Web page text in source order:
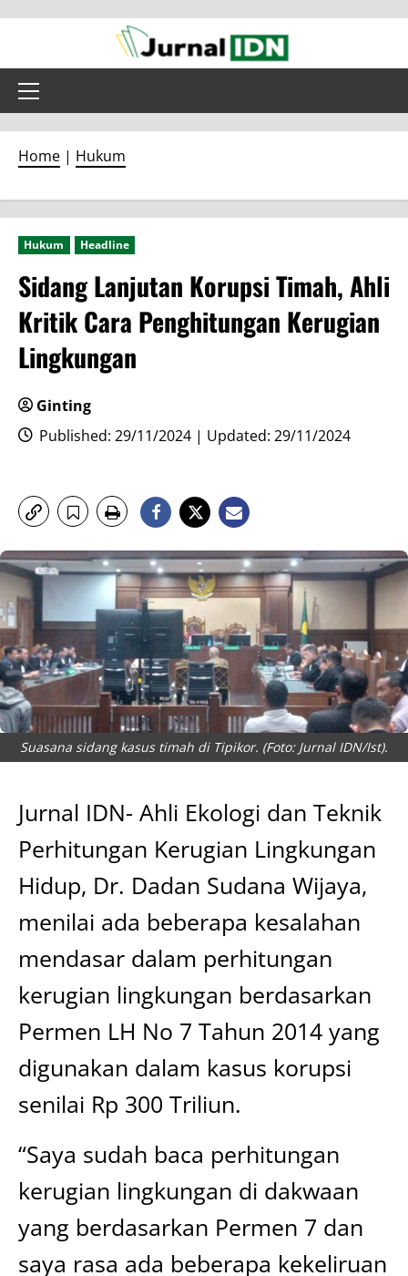
content
Primary
Home | Hukum
Hukum Headline
Sidang Lanjutan Korupsi Timah, Ahli
Kritik Cara Penghitungan Kerugian
Lingkungan
Ginting
Published: 29/11/2024 | Updated: 29/11/2024
Suasana sidang kasus timah di Tipikor. (Foto: Jurnal IDN/Ist).
Jurnal IDN- Ahli Ekologi dan Teknik
Perhitungan Kerugian Lingkungan
Hidup, Dr. Dadan Sudana Wijaya,
menilai ada beberapa kesalahan
mendasar dalam perhitungan
kerugian lingkungan berdasarkan
Permen LH No 7 Tahun 2014 yang
digunakan dalam kasus korupsi
senilai Rp 300 Triliun.
“Saya sudah baca perhitungan
kerugian lingkungan di dakwaan
yang berdasarkan Permen 7 dan
saya rasa ada beberapa kekeliruan